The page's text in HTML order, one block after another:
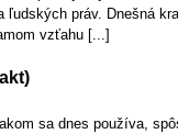
ľudských práv. Dnešná
vzťahu [...]
sa dnes používa,